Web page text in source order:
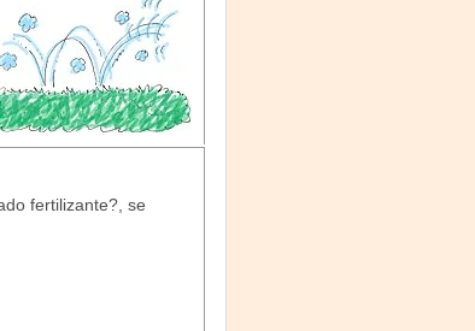
fertilizante?, se